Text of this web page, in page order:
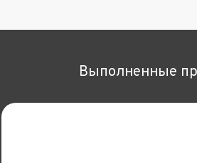
Выполненные